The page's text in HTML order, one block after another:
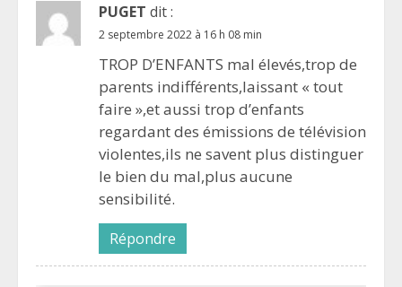
PUGET dit :
2 septembre 2022 à 16 h 08 min
TROP D’ENFANTS mal élevés,trop de
parents indifférents,laissant « tout
faire »,et aussi trop d’enfants
regardant des émissions de télévision
violentes,ils ne savent plus distinguer
le bien du mal,plus aucune
sensibilité.
Répondre